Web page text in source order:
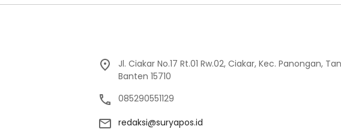
Jl. Ciakar No.17 Rt.01 Rw.02, Ciakar, Kec. Panongan,
Banten 15710
085290551129
redaksi@suryapos.id